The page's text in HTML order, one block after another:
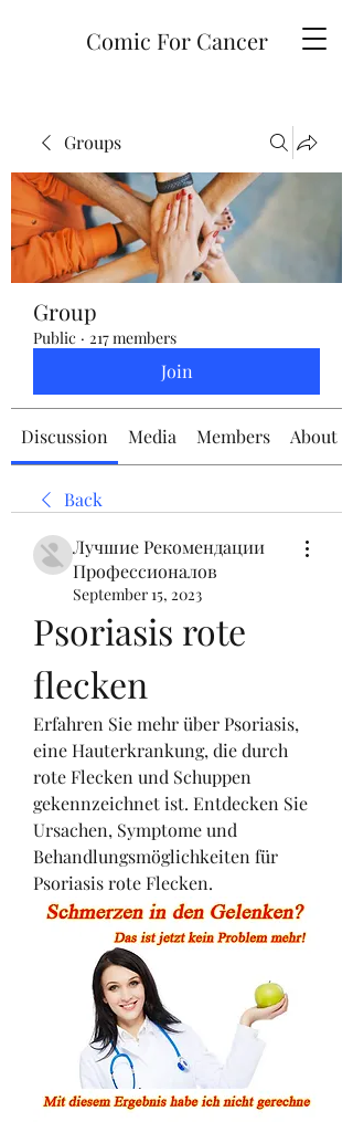
Comic For Cancer
Groups
Group
Public · 217 members
Join
Discussion Media Members About
Back
Лучшие Рекомендации
Профессионалов
September 15, 2023
Psoriasis rote
flecken
Erfahren Sie mehr über Psoriasis,
eine Hauterkrankung, die durch
rote Flecken und Schuppen
gekennzeichnet ist. Entdecken Sie
Ursachen, Symptome und
Behandlungsmöglichkeiten für
Psoriasis rote Flecken.